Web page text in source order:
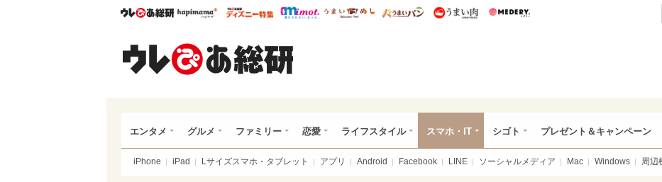
ウレぴあ総研ハピママ* ウレぴあ総研 ディズニー特集
mimot. うまいめし うまいパン うまい肉
エンタメ グルメ ファミリー 恋愛 ライフスタイル スマホ・IT シゴト プレゼント＆キャンペーン
iPhone iPad Lサイズスマホ・タブレット アプリ Android Facebook LINE ソーシャルメディア Mac Windows 周辺